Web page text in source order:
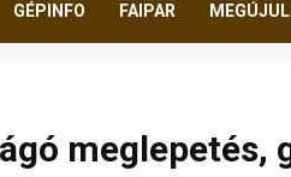
GÉPINFO FAIPAR
meglepetés,